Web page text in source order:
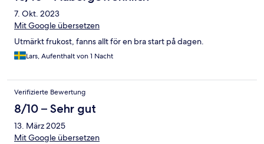
7. Okt. 2023
Mit Google übersetzen
Utmärkt frukost, fanns allt för en bra start på dagen.
Lars, Aufenthalt von 1 Nacht
Verifizierte Bewertung
8/10 – Sehr gut
13. März 2025
Mit Google übersetzen